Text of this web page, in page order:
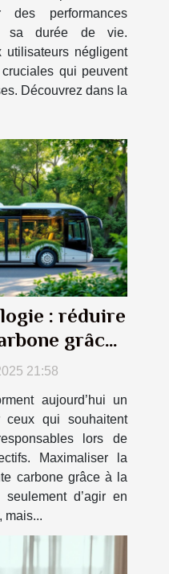
des performances
sa durée de vie.
utilisateurs négligent
qui peuvent
Découvrez dans la
: réduire
grâce
21:58
aujourd’hui un
ceux qui souhaitent
lors de
Maximaliser la
carbone grâce à la
d’agir en
mais...